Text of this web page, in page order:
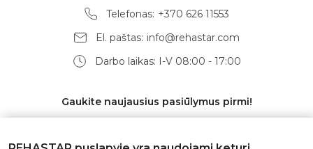
Telefonas: +370 626 11553
El. paštas: info@rehastar.com
Darbo laikas: I-V 08:00 - 17:00
Gaukite naujausius pasiūlymus pirmi!